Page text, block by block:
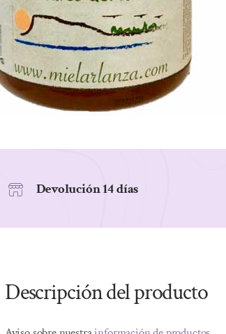
Devolución 14 días
Descripción del producto